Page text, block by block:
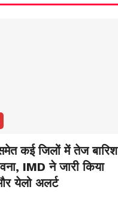
कई जिलों में तेज बारिश
IMD ने जारी किया
येलो अलर्ट